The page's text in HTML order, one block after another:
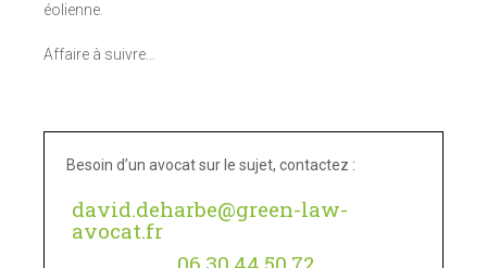
éolienne.
Affaire à suivre…
Besoin d’un avocat sur le sujet, contactez :
david.deharbe@green-law-
avocat.fr